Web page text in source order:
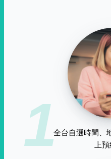
1全台自選時間、
上